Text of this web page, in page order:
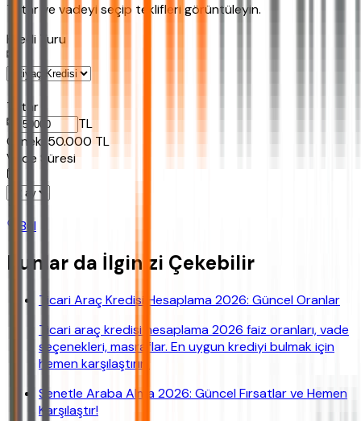
Tutar ve vadeyi seçip teklifleri görüntüleyin.
Kredi Turu
Tutar
TL
Ornek: 50.000 TL
Vade Süresi
Bul
Bunlar da İlginizi Çekebilir
Ticari Araç Kredisi Hesaplama 2026: Güncel Oranlar
Ticari araç kredisi hesaplama 2026 faiz oranları, vade
seçenekleri, masraflar. En uygun krediyi bulmak için
hemen karşılaştırın.
Senetle Araba Alma 2026: Güncel Fırsatlar ve Hemen
Karşılaştır!